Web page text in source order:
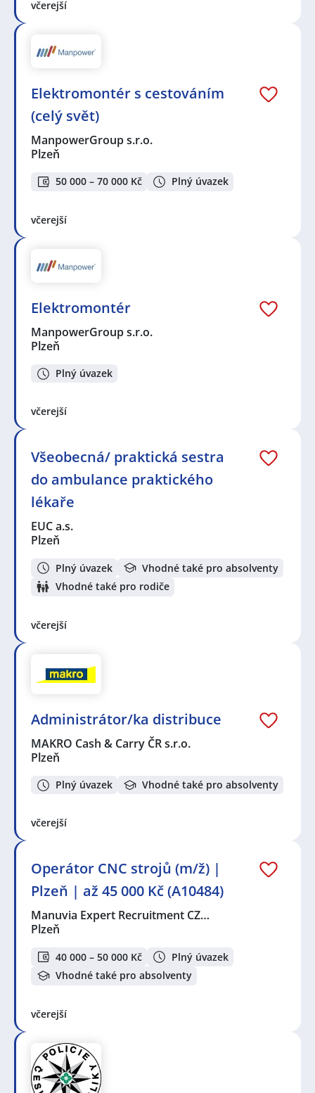
včerejší
Elektromontér s cestováním
(celý svět)
ManpowerGroup s.r.o.
Plzeň
50 000 – 70 000 Kč Plný úvazek
včerejší
Elektromontér
ManpowerGroup s.r.o.
Plzeň
Plný úvazek
včerejší
Všeobecná/ praktická sestra
do ambulance praktického
lékaře
EUC a.s.
Plzeň
Plný úvazek
Vhodné také pro absolventy
Vhodné také pro rodiče
včerejší
Administrátor/ka distribuce
MAKRO Cash & Carry ČR s.r.o.
Plzeň
Plný úvazek Vhodné také pro absolventy
včerejší
Operátor CNC strojů (m/ž) |
Plzeň | až 45 000 Kč (A10484)
Manuvia Expert Recruitment CZ…
Plzeň
40 000 – 50 000 Kč
Plný úvazek
Vhodné také pro absolventy
včerejší